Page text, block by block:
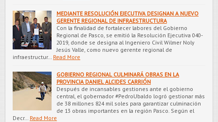
MEDIANTE RESOLUCIÓN EJECUTIVA DESIGNAN A NUEVO
GERENTE REGIONAL DE INFRAESTRUCTURA
Con la finalidad de fortalecer labores del Gobierno
Regional de Pasco, se emitió la Resolución Ejecutiva 040-
2019, donde se designa al Ingeniero Civil Wilmer Noly
Jesús Valle, como nuevo gerente regional de
infraestructur…
Read More
GOBIERNO REGIONAL CULMINARÁ OBRAS EN LA
PROVINCIA DANIEL ALCIDES CARRIÓN
Después de incansables gestiones ante el gobierno
central, el gobernador #PedroUbaldo logró gestionar más
de 38 millones 824 mil soles para garantizar culminación
de 13 obras importantes en la región Pasco. Según el
Decr…
Read More